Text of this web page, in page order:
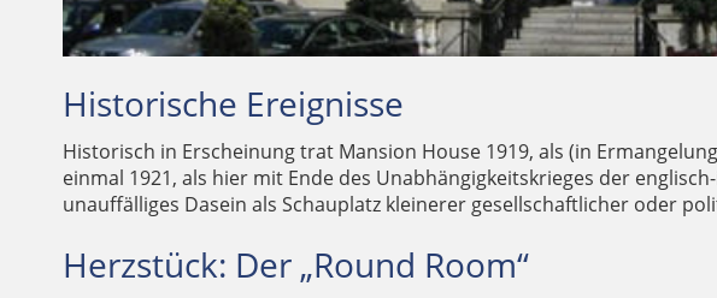
Historische Ereignisse
Historisch in Erscheinung trat Mansion House 1919, als (in
einmal 1921, als hier mit Ende des Unabhängigkeitskrieges der
unauffälliges Dasein als Schauplatz kleinerer gesellschaftlicher oder
Herzstück: Der „Round Room“